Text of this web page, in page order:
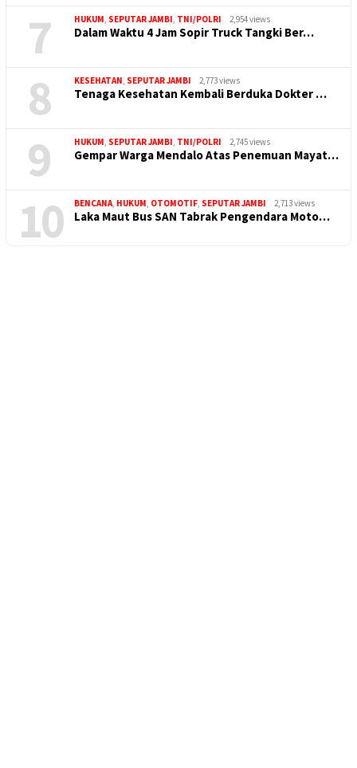
7
HUKUM, SEPUTAR JAMBI, TNI/POLRI 2,954 views
Dalam Waktu 4 Jam Sopir Truck Tangki Ber…
8 KESEHATAN, SEPUTAR JAMBI 2,773 views
Tenaga Kesehatan Kembali Berduka Dokter …
9 HUKUM, SEPUTAR JAMBI, TNI/POLRI 2,745 views
Gempar Warga Mendalo Atas Penemuan Mayat…
10 BENCANA, HUKUM, OTOMOTIF, SEPUTAR JAMBI 2,713 views
Laka Maut Bus SAN Tabrak Pengendara Moto…